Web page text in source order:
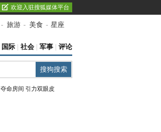
欢迎入驻搜狐媒体平台
- 旅游 - 美食 - 星座
国际 社会 军事 评论
夺命房间 引力双眼皮